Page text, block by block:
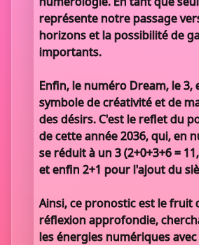
représente notre passage
horizons et la possibilité de
importants.
Enfin, le numéro Dream, le 3,
symbole de créativité et de
des désirs. C'est le reflet du
de cette année 2036, qui, en
se réduit à un 3 (2+0+3+6 =
et enfin 2+1 pour l'ajout du
Ainsi, ce pronostic est le fruit
réflexion approfondie,
les énergies numériques avec